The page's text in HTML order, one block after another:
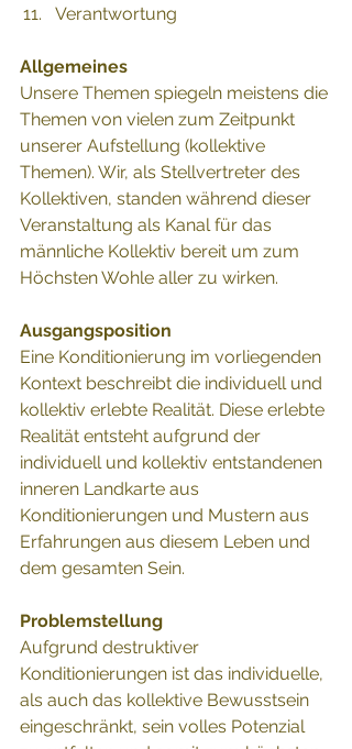
Verantwortung
Allgemeines
Unsere Themen spiegeln meistens die
Themen von vielen zum Zeitpunkt
unserer Aufstellung (kollektive
Themen). Wir, als Stellvertreter des
Kollektiven, standen während dieser
Veranstaltung als Kanal für das
männliche Kollektiv bereit um zum
Höchsten Wohle aller zu wirken.
Ausgangsposition
Eine Konditionierung im vorliegenden
Kontext beschreibt die individuell und
kollektiv erlebte Realität. Diese erlebte
Realität entsteht aufgrund der
individuell und kollektiv entstandenen
inneren Landkarte aus
Konditionierungen und Mustern aus
Erfahrungen aus diesem Leben und
dem gesamten Sein.
Problemstellung
Aufgrund destruktiver
Konditionierungen ist das individuelle,
als auch das kollektive Bewusstsein
eingeschränkt, sein volles Potenzial